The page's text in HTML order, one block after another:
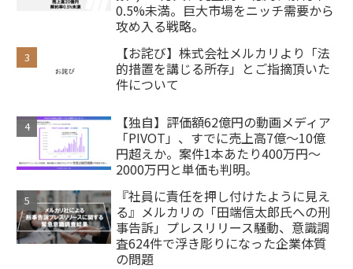
0.5%未満。巨大市場をニッチ需要から
攻め入る戦略。
【お詫び】株式会社メルカリより「法
的措置を講じる所存」とご指摘頂いた
件について
【独自】評価額62億円の動画メディア
「PIVOT」、すでに売上高7億～10億
円超えか。案件1本あたり400万円～
2000万円と単価も判明。
『社員に責任を押し付けたように見え
る』メルカリの「田端信太郎氏への刑
事告訴」プレスリリース騒動、意識調
査624件で浮き彫りになった企業体質
の問題